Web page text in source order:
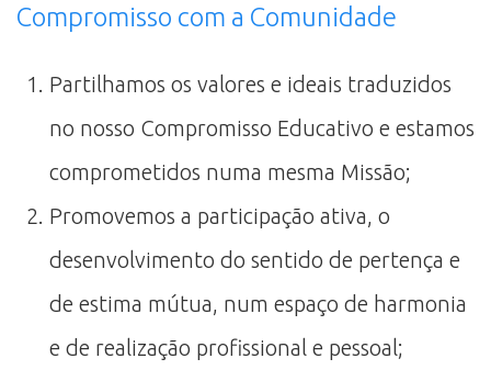
Compromisso com a Comunidade
Partilhamos os valores e ideais traduzidos
no nosso Compromisso Educativo e estamos
comprometidos numa mesma Missão;
Promovemos a participação ativa, o
desenvolvimento do sentido de pertença e
de estima mútua, num espaço de harmonia
e de realização profissional e pessoal;